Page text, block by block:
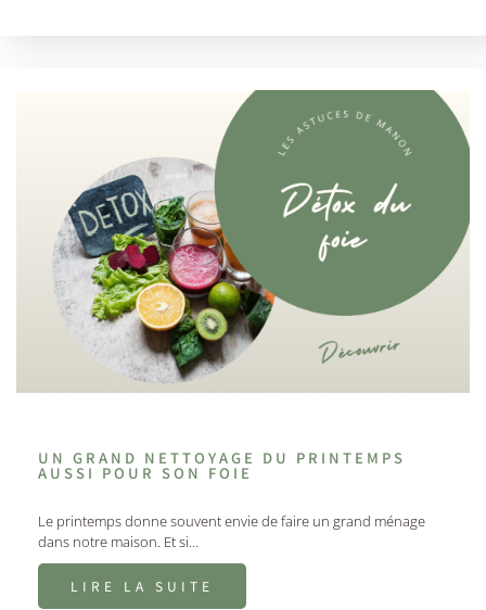
UN GRAND NETTOYAGE DU PRINTEMPS
AUSSI POUR SON FOIE
Le printemps donne souvent envie de faire un grand ménage
dans notre maison. Et si…
LIRE LA SUITE